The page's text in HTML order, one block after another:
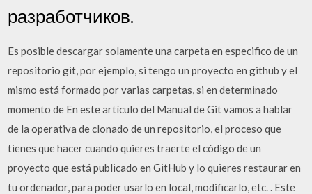
разработчиков.
Es posible descargar solamente una carpeta en especifico de un
repositorio git, por ejemplo, si tengo un proyecto en github y el
mismo está formado por varias carpetas, si en determinado
momento de En este artículo del Manual de Git vamos a hablar
de la operativa de clonado de un repositorio, el proceso que
tienes que hacer cuando quieres traerte el código de un
proyecto que está publicado en GitHub y lo quieres restaurar en
tu ordenador, para poder usarlo en local, modificarlo, etc. . Este